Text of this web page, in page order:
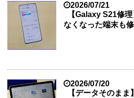
2026/07/21
【Galaxy S21修
なくなった端末も
2026/07/20
【データそのま